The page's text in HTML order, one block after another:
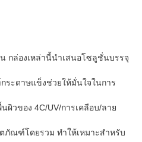
กล่องเหล่านี้นำเสนอโซลูชั่นบรรจุ
ระดาษแข็งช่วยให้มั่นใจในการ
วของ 4C/UV/การเคลือบ/ลาย
ภัณฑ์โดยรวม ทำให้เหมาะสำหรับ